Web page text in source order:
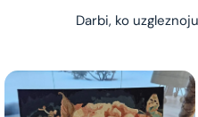
Darbi, ko